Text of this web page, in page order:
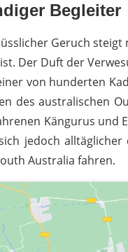
Begleiter
Geruch
Der Duft der
von hunderten
des australischen
Kängurus und
jedoch
Australia fahren.